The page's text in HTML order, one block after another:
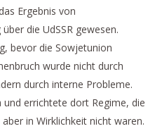
Ergebnis von
die UdSSR gewesen.
bevor die Sowjetunion
wurde nicht durch
durch interne Probleme.
errichtete dort Regime, die
in Wirklichkeit nicht waren.